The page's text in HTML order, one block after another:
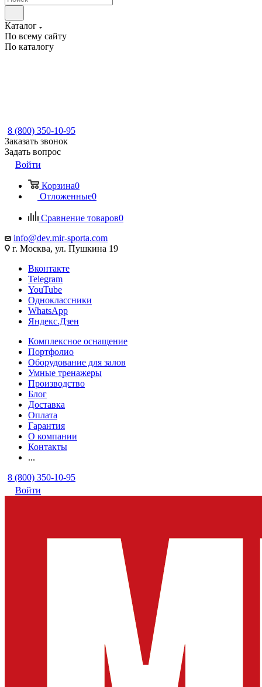
Каталог
По всему сайту
По каталогу
8 (800) 350-10-95
Заказать звонок
Задать вопрос
Войти
Корзина0
Отложенные0
Сравнение товаров0
info@dev.mir-sporta.com
г. Москва, ул. Пушкина 19
Вконтакте
Telegram
YouTube
Одноклассники
WhatsApp
Яндекс.Дзен
Комплексное оснащение
Портфолио
Оборудование для залов
Умные тренажеры
Производство
Блог
Доставка
Оплата
Гарантия
О компании
Контакты
...
8 (800) 350-10-95
Войти